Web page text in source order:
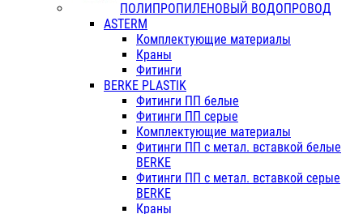
ПОЛИПРОПИЛЕНОВЫЙ ВОДОПРОВОД
ASTERM
Комплектующие материалы
Краны
Фитинги
BERKE PLASTIK
Фитинги ПП белые
Фитинги ПП серые
Комплектующие материалы
Фитинги ПП с метал. вставкой белые
BERKE
Фитинги ПП с метал. вставкой серые
BERKE
Краны